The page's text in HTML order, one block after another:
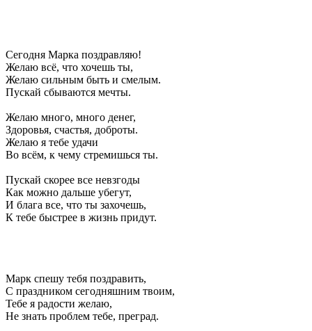
Сегодня Марка поздравляю!
Желаю всё, что хочешь ты,
Желаю сильным быть и смелым.
Пускай сбываются мечты.
Желаю много, много денег,
Здоровья, счастья, доброты.
Желаю я тебе удачи
Во всём, к чему стремишься ты.
Пускай скорее все невзгоды
Как можно дальше убегут,
И блага все, что ты захочешь,
К тебе быстрее в жизнь придут.
Марк спешу тебя поздравить,
С праздником сегодняшним твоим,
Тебе я радости желаю,
Не знать проблем тебе, преград.